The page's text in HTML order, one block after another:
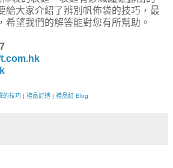
大家介紹了辨別帆佈袋的技巧，最
希望我們的解答能對您有所幫助。
的技巧 | 禮品訂造 | 禮品紅 Blog